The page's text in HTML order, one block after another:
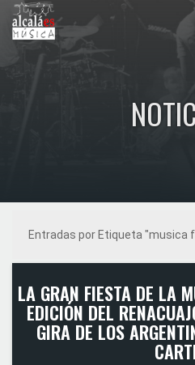
Entradas por Etiqueta "musica
LA GRAN FIESTA DE LA
EDICIÓN DEL
GIRA DE LOS